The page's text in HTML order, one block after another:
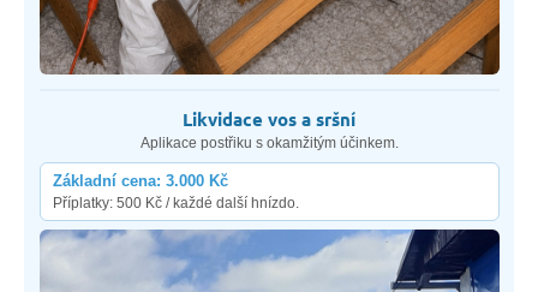
Likvidace vos a sršní
Aplikace postřiku s okamžitým účinkem.
Základní cena: 3.000 Kč
Příplatky: 500 Kč / každé další hnízdo.